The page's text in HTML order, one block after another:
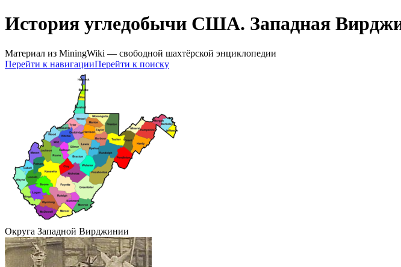
История угледобычи США. Западная
Материал из MiningWiki — свободной шахтёрской энциклопедии
Перейти к навигацииПерейти к поиску
Округа Западной Вирджинии